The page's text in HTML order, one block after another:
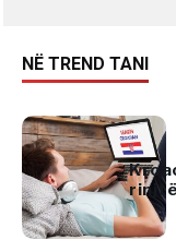
NË TREND TANI